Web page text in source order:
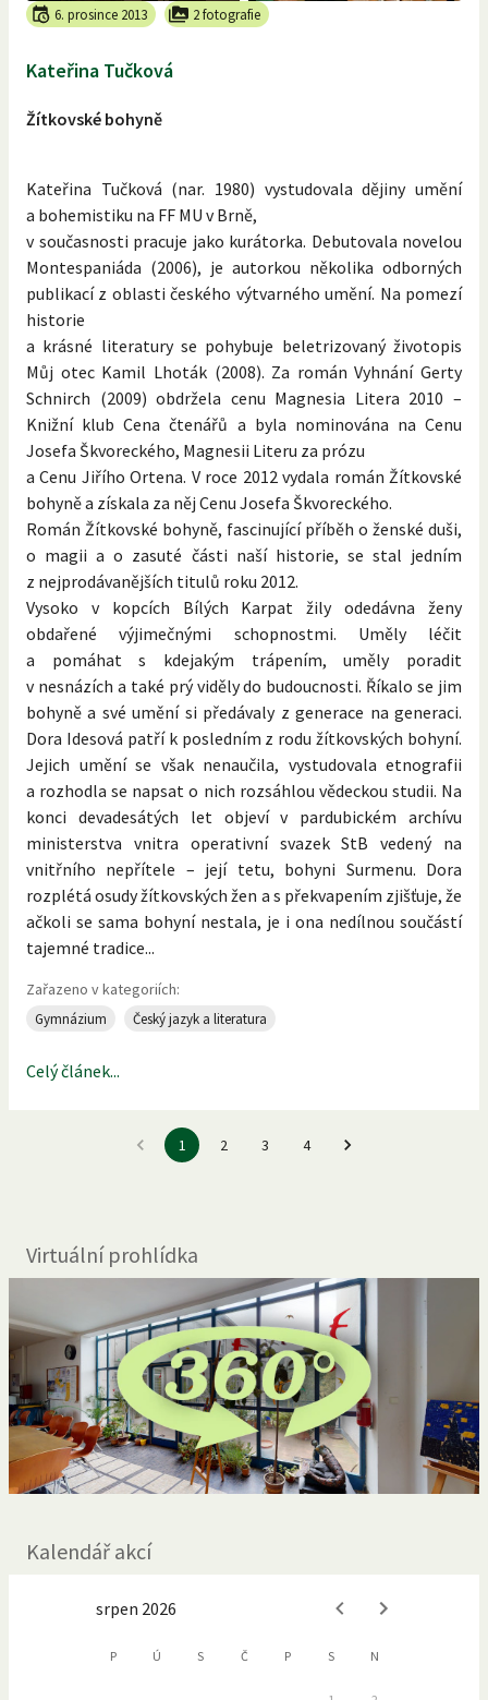
6. prosince 2013 2 fotografie
Kateřina Tučková
Žítkovské bohyně
Kateřina Tučková (nar. 1980) vystudovala dějiny umění
a bohemistiku na FF MU v Brně,
v současnosti pracuje jako kurátorka. Debutovala novelou
Montespaniáda (2006), je autorkou několika odborných
publikací z oblasti českého výtvarného umění. Na pomezí
historie
a krásné literatury se pohybuje beletrizovaný životopis
Můj otec Kamil Lhoták (2008). Za román Vyhnání Gerty
Schnirch (2009) obdržela cenu Magnesia Litera 2010 –
Knižní klub Cena čtenářů a byla nominována na Cenu
Josefa Škvoreckého, Magnesii Literu za prózu
a Cenu Jiřího Ortena. V roce 2012 vydala román Žítkovské
bohyně a získala za něj Cenu Josefa Škvoreckého.
Román Žítkovské bohyně, fascinující příběh o ženské duši,
o magii a o zasuté části naší historie, se stal jedním
z nejprodávanějších titulů roku 2012.
Vysoko v kopcích Bílých Karpat žily odedávna ženy
obdařené výjimečnými schopnostmi. Uměly léčit
a pomáhat s kdejakým trápením, uměly poradit
v nesnázích a také prý viděly do budoucnosti. Říkalo se jim
bohyně a své umění si předávaly z generace na generaci.
Dora Idesová patří k posledním z rodu žítkovských bohyní.
Jejich umění se však nenaučila, vystudovala etnografii
a rozhodla se napsat o nich rozsáhlou vědeckou studii. Na
konci devadesátých let objeví v pardubickém archívu
ministerstva vnitra operativní svazek StB vedený na
vnitřního nepřítele – její tetu, bohyni Surmenu. Dora
rozplétá osudy žítkovských žen a s překvapením zjišťuje, že
ačkoli se sama bohyní nestala, je i ona nedílnou součástí
tajemné tradice...
Zařazeno v kategoriích:
Gymnázium Český jazyk a literatura
Celý článek...
1 2 3 4
Virtuální prohlídka
Kalendář akcí
srpen 2026
P Ú S Č P S N